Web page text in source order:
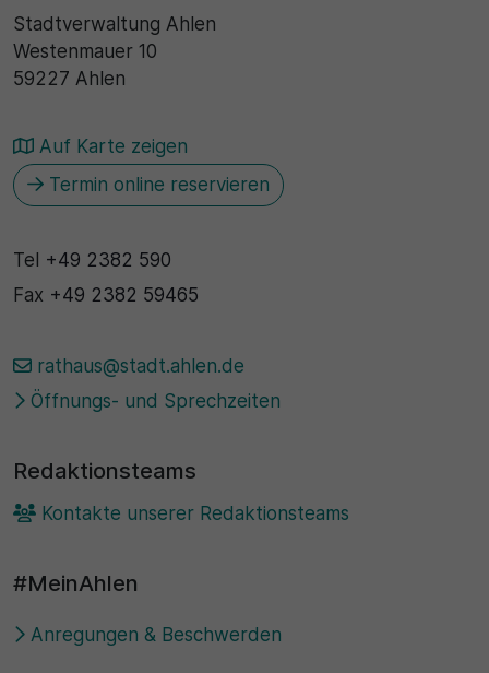
Stadtverwaltung Ahlen
Westenmauer 10
59227 Ahlen
Auf Karte zeigen
Termin online reservieren
Tel +49 2382 590
Fax +49 2382 59465
rathaus@stadt.ahlen.de
Öffnungs- und Sprechzeiten
Redaktionsteams
Kontakte unserer Redaktionsteams
#MeinAhlen
Anregungen & Beschwerden